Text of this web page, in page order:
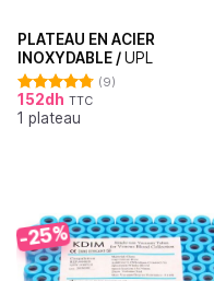
PLATEAU EN ACIER
INOXYDABLE /UPL
Note4.78
sur 5
(9)
152dh TTC
1 plateau
-25%